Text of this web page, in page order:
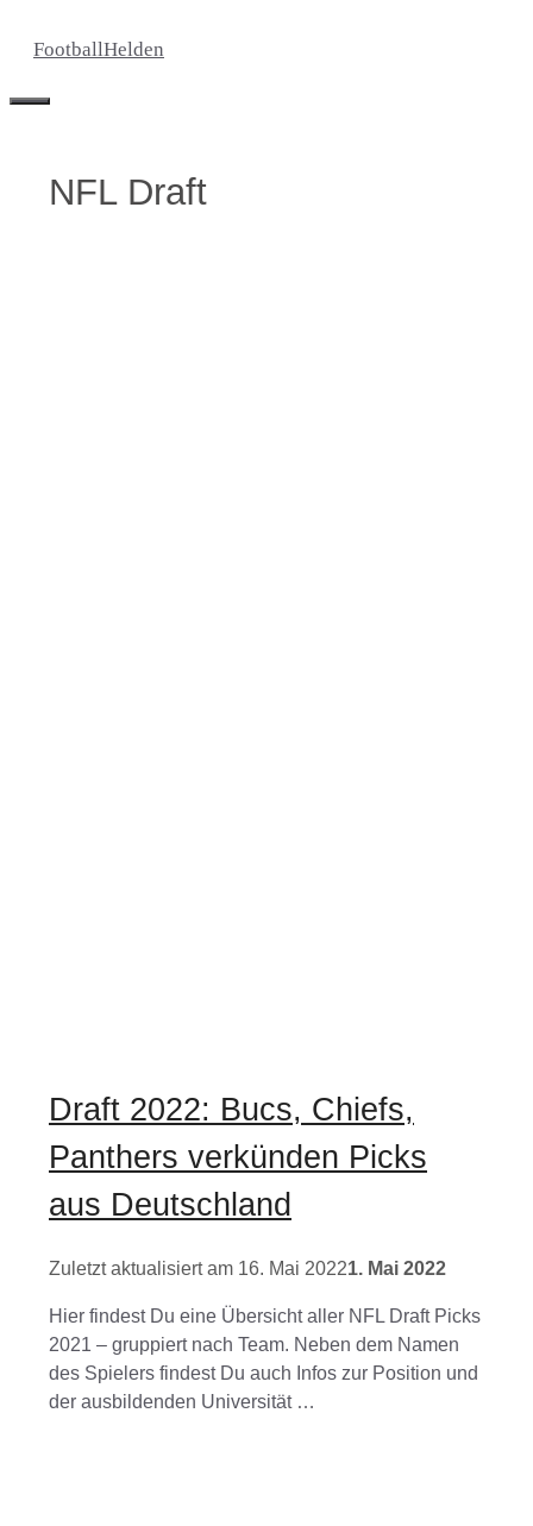
Inhalt
springen
FootballHelden
NFL Draft
Draft 2022: Bucs, Chiefs,
Panthers verkünden Picks
aus Deutschland
16. Mai 20221. Mai 2022
Hier findest Du eine Übersicht aller NFL Draft Picks
2021 – gruppiert nach Team. Neben dem Namen
des Spielers findest Du auch Infos zur Position und
der ausbildenden Universität …